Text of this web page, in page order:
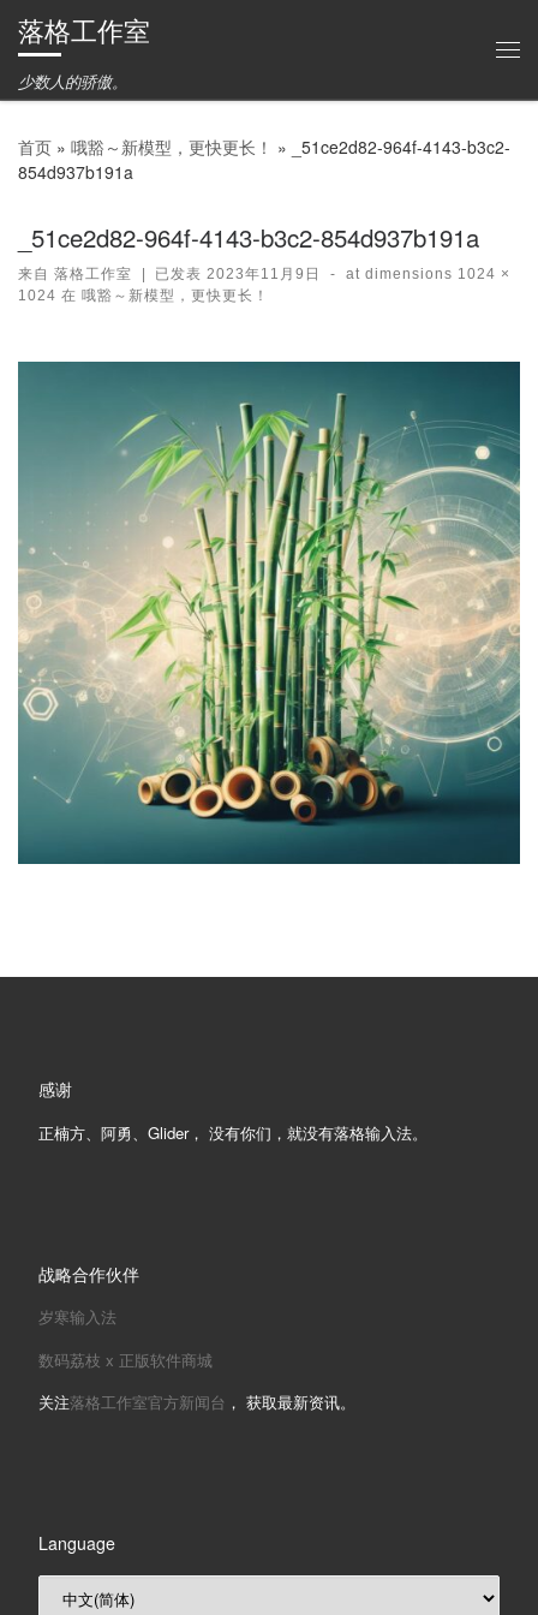
Skip to content
落格工作室
少数人的骄傲。
首页 » 哦豁～新模型，更快更长！ »
_51ce2d82-964f-4143-b3c2-
854d937b191a
_51ce2d82-964f-4143-b3c2-854d937b191a
来自 落格工作室 已发表2023年11月9日 - at dimensions 1024 ×
1024 在 哦豁～新模型，更快更长！
图片导航
感谢
正楠方、阿勇、Glider， 没有你们，就没有落格输入法。
战略合作伙伴
岁寒输入法
数码荔枝 x 正版软件商城
关注落格工作室官方新闻台 ， 获取最新资讯。
Language